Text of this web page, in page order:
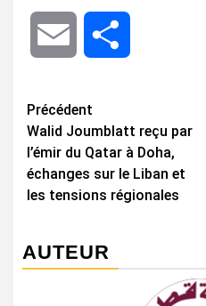
Email
Navigation
d’article
Précédent
Walid Joumblatt reçu par
l’émir du Qatar à Doha,
échanges sur le Liban et
les tensions régionales
AUTEUR